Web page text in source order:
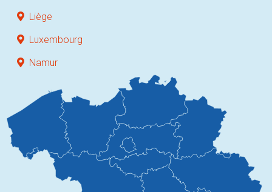
Liège
Luxembourg
Namur